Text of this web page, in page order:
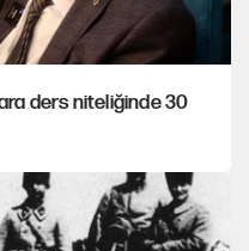
ders niteliğinde 30